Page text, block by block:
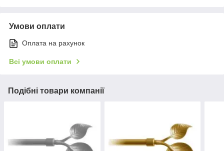
Умови оплати
Оплата на рахунок
Всі умови оплати
Подібні товари компанії